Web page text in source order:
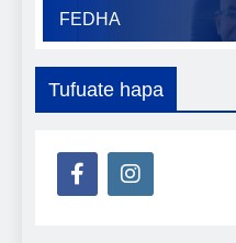
FEDHA
Tufuate hapa